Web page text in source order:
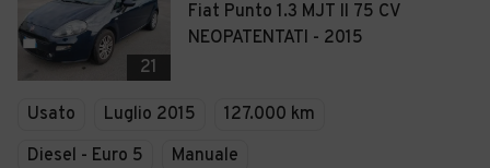
21
Fiat Punto 1.3 MJT II 75 CV
NEOPATENTATI - 2015
Usato Luglio 2015
127.000 km
Diesel - Euro 5
Manuale